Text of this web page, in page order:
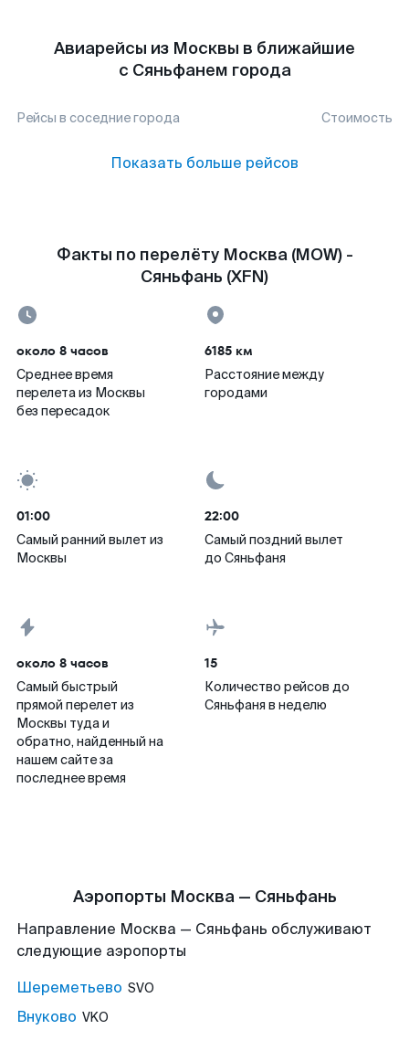
Авиарейсы из Москвы в ближайшие
с Сяньфанем города
Рейсы в соседние города Стоимость
Показать больше рейсов
Факты по перелёту Москва (MOW) -
Сяньфань (XFN)
около 8 часов
Среднее время
перелета из Москвы
без пересадок
6185 км
Расстояние между
городами
01:00
Самый ранний вылет из
Москвы
22:00
Самый поздний вылет
до Сяньфаня
около 8 часов
Самый быстрый
прямой перелет из
Москвы туда и
обратно, найденный на
нашем сайте за
последнее время
15
Количество рейсов до
Сяньфаня в неделю
Аэропорты Москва — Сяньфань
Направление Москва — Сяньфань обслуживают
следующие аэропорты
Шереметьево SVO
Внуково VKO